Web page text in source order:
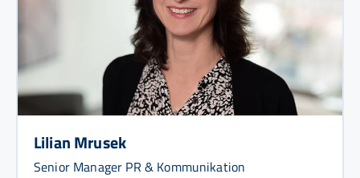
Lilian Mrusek
Senior Manager PR & Kommunikation